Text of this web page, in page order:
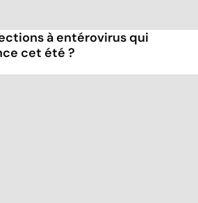
à entérovirus qui
cet été ?